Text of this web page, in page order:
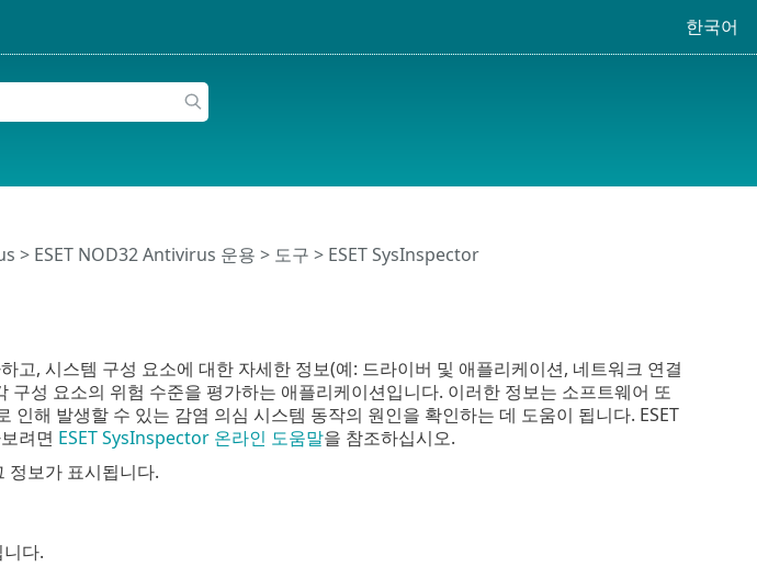
한국어
> ESET NOD32 Antivirus 운용 > 도구 > ESET SysInspector
고, 시스템 구성 요소에 대한 자세한 정보(예: 드라이버 및 애플리케이션, 네트워크 연결
구성 요소의 위험 수준을 평가하는 애플리케이션입니다. 이러한 정보는 소프트웨어 또
인해 발생할 수 있는 감염 의심 시스템 동작의 원인을 확인하는 데 도움이 됩니다. ESET
려면 ESET SysInspector 온라인 도움말을 참조하십시오.
정보가 표시됩니다.
다.